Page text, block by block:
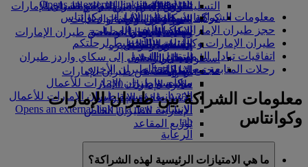
تناول الطعام في الدرجة السياحية
الممتازة
وجبات الدرجة السياحية
المشروبات
أسطول طائراتنا
بوينج 777
طائرة الإمارات A380
A350 طائرة الإمارات
الإمارات للطيران الخاص
توزيع المقاعد
السوق الحرة
متجرنا الرسمي
التسلية للأطفال
الترفيه عن الأطفال
ألعاب الأطفال
أنشطة للأطفال
in a new tab
كوكبنا
الاستدامة في العمليات
السياسة البيئية
التقارير البيئية
مجتمعاتنا المحلية
مؤسسة طيران الإمارات للأعمال
الإنسانيةمؤسسة طيران الإمارات للأعمال
الإنسانية Opens an external link in a new
tab
الرعاية
Opens an external link in a new tab
شركاؤنا
سكاي واردز رايل
حاسبة الأميال
تسجيل الدخول إلى سكاي واردز طيران
الإمارات
سكاي واردز+
السفر لأصحاب الهمم مع طيران الإمارات
المساعدة الخاصة والطلبات
تجربتكم على متن الطائرة
الأدوات والموارد
الهاتف المتحرك وتطبيق طيران الإمارات
إلغاء حجز أو تغييره
تعطل الرحلات
معلومات عن طيران الإمارات
معلومات الشراكة بين طيران الإمارات وكوانتاس
حجز طيران الإمارات وكوانتاس
طيران الإمارات وكوانتاس - التخطيط لرحلتكم
اتفاقيات تبادل الرموز
رحلات المتابعة مع شركات الطيران الأخرى
معلومات الشراكة بين طيران الإمارات
وكوانتاس
ما هي الامتيازات الرئيسية لهذه الشراكة؟